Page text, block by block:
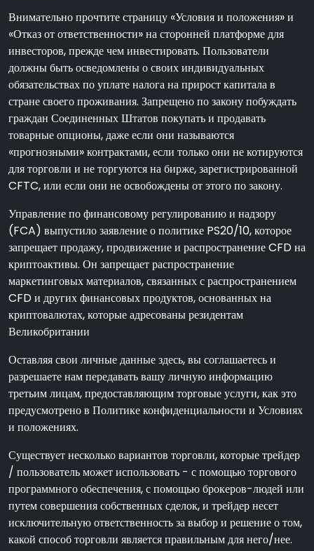
Внимательно прочтите страницу «Условия и положения» и
«Отказ от ответственности» на сторонней платформе для
инвесторов, прежде чем инвестировать. Пользователи
должны быть осведомлены о своих индивидуальных
обязательствах по уплате налога на прирост капитала в
стране своего проживания. Запрещено по закону побуждать
граждан Соединенных Штатов покупать и продавать
товарные опционы, даже если они называются
«прогнозными» контрактами, если только они не котируются
для торговли и не торгуются на бирже, зарегистрированной
CFTC, или если они не освобождены от этого по закону.
Управление по финансовому регулированию и надзору
(FCA) выпустило заявление о политике PS20/10, которое
запрещает продажу, продвижение и распространение CFD на
криптоактивы. Он запрещает распространение
маркетинговых материалов, связанных с распространением
CFD и других финансовых продуктов, основанных на
криптовалютах, которые адресованы резидентам
Великобритании
Оставляя свои личные данные здесь, вы соглашаетесь и
разрешаете нам передавать вашу личную информацию
третьим лицам, предоставляющим торговые услуги, как это
предусмотрено в Политике конфиденциальности и Условиях
и положениях.
Существует несколько вариантов торговли, которые трейдер
/ пользователь может использовать - с помощью торгового
программного обеспечения, с помощью брокеров-людей или
путем совершения собственных сделок, и трейдер несет
исключительную ответственность за выбор и решение о том,
какой способ торговли является правильным для него/нее.